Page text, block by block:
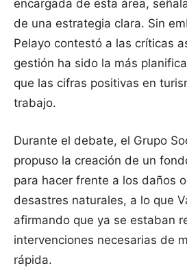
encargada de esta área,
de una estrategia clara. Sin
Pelayo contestó a las críticas
gestión ha sido la más
que las cifras positivas en
trabajo.
Durante el debate, el Grupo
propuso la creación de un
para hacer frente a los daños
desastres naturales, a lo que
afirmando que ya se estaban
intervenciones necesarias de
rápida.